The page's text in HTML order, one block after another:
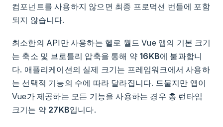
컴포넌트를 사용하지 않으면 최종 프로덕션 번들에 포함
되지 않습니다.
최소한의 API만 사용하는 헬로 월드 Vue 앱의 기본 크기
는 축소 및 브로틀리 압축을 통해 약 16KB에 불과합니
다. 애플리케이션의 실제 크기는 프레임워크에서 사용하
는 선택적 기능의 수에 따라 달라집니다. 드물지만 앱이
Vue가 제공하는 모든 기능을 사용하는 경우 총 런타임
크기는 약 27KB입니다.